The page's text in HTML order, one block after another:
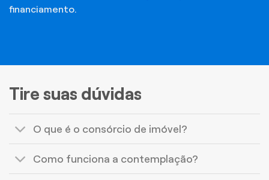
financiamento.
Tire suas dúvidas
O que é o consórcio de imóvel?
Como funciona a contemplação?